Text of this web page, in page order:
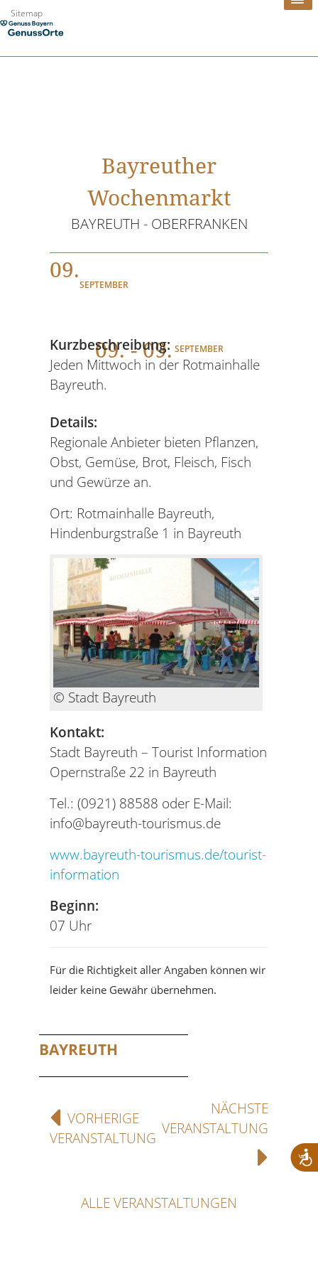
Zum
Inhalt
Sitemap
Bayreuther
Wochenmarkt
BAYREUTH - OBERFRANKEN
09.
SEPTEMBER
09. - 09. SEPTEMBER
Kurzbeschreibung:
Jeden Mittwoch in der Rotmainhalle
Bayreuth.
Details:
Regionale Anbieter bieten Pflanzen,
Obst, Gemüse, Brot, Fleisch, Fisch
und Gewürze an.
Ort: Rotmainhalle Bayreuth,
Hindenburgstraße 1 in Bayreuth
© Stadt Bayreuth
Kontakt:
Stadt Bayreuth – Tourist Information
Opernstraße 22 in Bayreuth
Tel.: (0921) 88588 oder E-Mail:
info@bayreuth-tourismus.de
www.bayreuth-tourismus.de/tourist-
information
Beginn:
07 Uhr
Für die Richtigkeit aller Angaben können wir
leider keine Gewähr übernehmen.
BAYREUTH
VORHERIGE
VERANSTALTUNG
NÄCHSTE
VERANSTALTUNG
ALLE VERANSTALTUNGEN